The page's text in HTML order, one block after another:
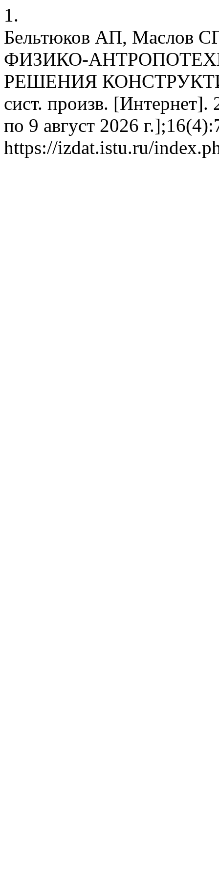
1.
Бельтюков АП,
ФИЗИКО-
РЕШЕНИЯ
сист. произв. [Интернет].
по 9 август 2026
https://izdat.istu.ru/